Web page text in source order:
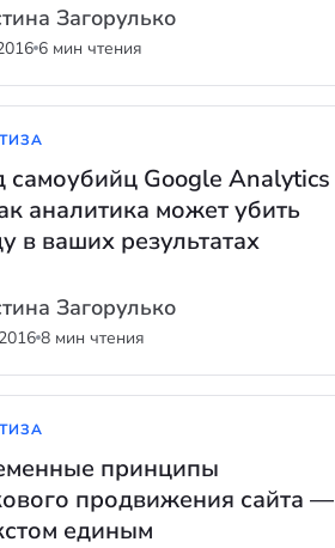
Загорулько
6 мин чтения
самоубийц Google Analytics
аналитика может убить
в ваших результатах
Загорулько
8 мин чтения
принципы
продвижения сайта —
единым